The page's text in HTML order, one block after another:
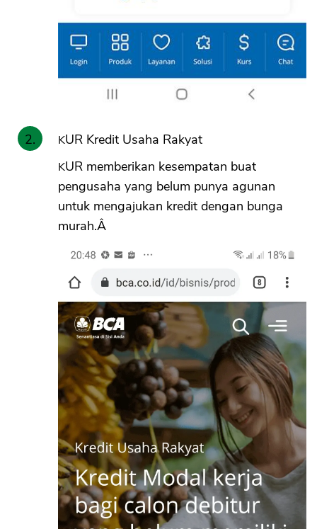
KUR Kredit Usaha Rakyat
KUR memberikan kesempatan buat
pengusaha yang belum punya agunan
untuk mengajukan kredit dengan bunga
murah.Â